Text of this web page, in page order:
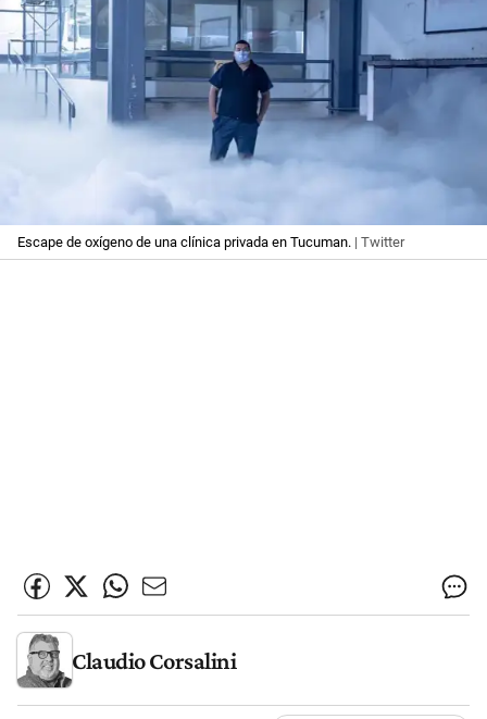
Escape de oxígeno de una clínica privada en Tucuman. | Twitter
Claudio Corsalini